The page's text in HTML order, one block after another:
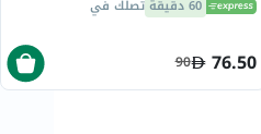
60 دقيقة تصلك في
76.50
90